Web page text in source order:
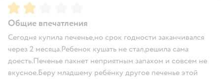
Рейтинг:
Общие впечатления
Сегодня купила печенье,но срок годности заканчивался
через 2 месяца.Ребенок кушать не стал,решила сама
доесть.Печенье пахнет неприятным запахом и совсем не
вкусное.Беру младшему ребёнку другое печенье этой